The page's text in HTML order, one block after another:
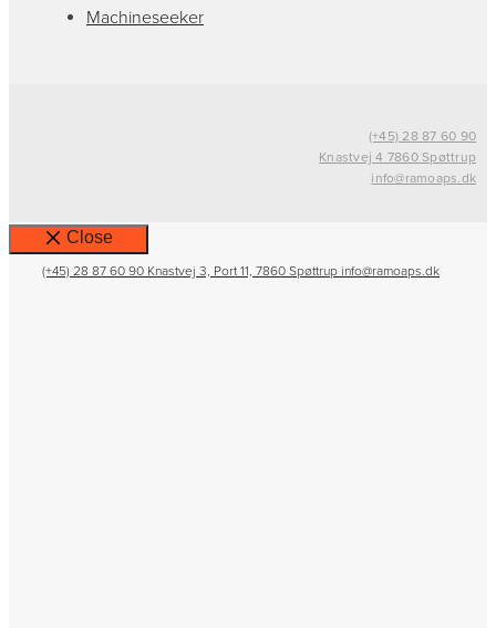
Machineseeker
(+45) 28 87 60 90
Knastvej 4 7860 Spøttrup
info@ramoaps.dk
Close
(+45) 28 87 60 90 Knastvej 3, Port 11, 7860 Spøttrup info@ramoaps.dk